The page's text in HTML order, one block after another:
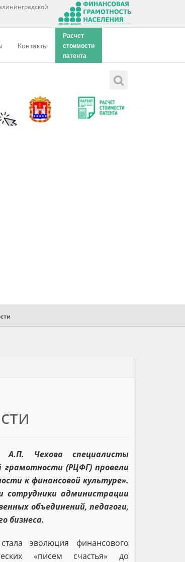
Контакты
Расчет
стоимости
патента
Чехова специалисты
грамотности (РЦФГ) провели
к финансовой культуре».
сотрудники администрации
объединений, педагоги,
бизнеса.
эволюция финансового
«писем счастья» до